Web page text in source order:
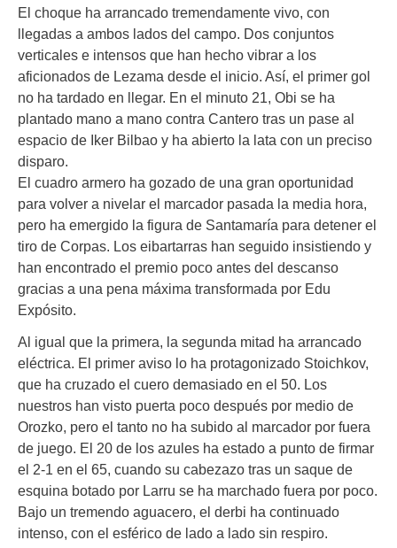
El choque ha arrancado tremendamente vivo, con
llegadas a ambos lados del campo. Dos conjuntos
verticales e intensos que han hecho vibrar a los
aficionados de Lezama desde el inicio. Así, el primer gol
no ha tardado en llegar. En el minuto 21, Obi se ha
plantado mano a mano contra Cantero tras un pase al
espacio de Iker Bilbao y ha abierto la lata con un preciso
disparo.
El cuadro armero ha gozado de una gran oportunidad
para volver a nivelar el marcador pasada la media hora,
pero ha emergido la figura de Santamaría para detener el
tiro de Corpas. Los eibartarras han seguido insistiendo y
han encontrado el premio poco antes del descanso
gracias a una pena máxima transformada por Edu
Expósito.
Al igual que la primera, la segunda mitad ha arrancado
eléctrica. El primer aviso lo ha protagonizado Stoichkov,
que ha cruzado el cuero demasiado en el 50. Los
nuestros han visto puerta poco después por medio de
Orozko, pero el tanto no ha subido al marcador por fuera
de juego. El 20 de los azules ha estado a punto de firmar
el 2-1 en el 65, cuando su cabezazo tras un saque de
esquina botado por Larru se ha marchado fuera por poco.
Bajo un tremendo aguacero, el derbi ha continuado
intenso, con el esférico de lado a lado sin respiro.